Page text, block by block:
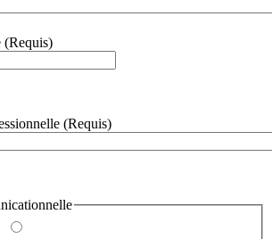
(Requis)
(Requis)